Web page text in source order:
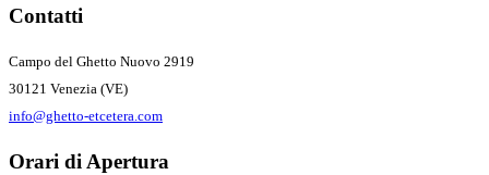
Contatti
Campo del Ghetto Nuovo 2919
30121 Venezia (VE)
info@ghetto-etcetera.com
Orari di Apertura